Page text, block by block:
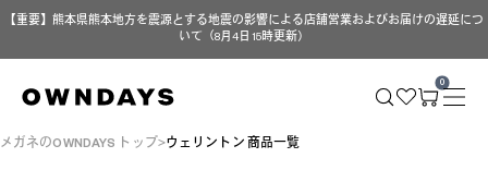
【重要】熊本県熊本地方を震源とする地震の影響による店舗営業およびお届けの遅延につ
いて（8月4日 15時更新）
0
メガネのOWNDAYS トップ ウェリントン 商品一覧